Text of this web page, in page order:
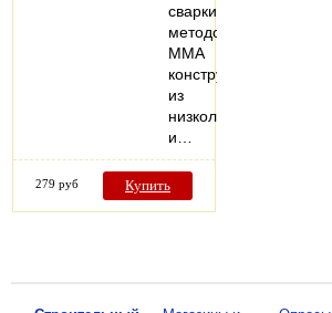
сварки
методом
MMA
конструкций
из
низколегированных
и…
279 руб Купить